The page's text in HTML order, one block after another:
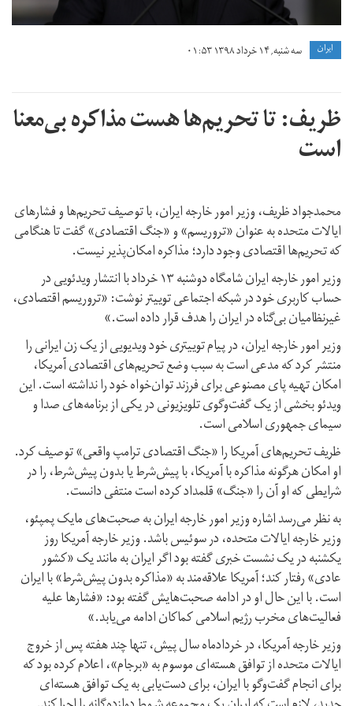
ايران سه شنبه, ۱۴ خرداد ۱۳۹۸ ۰۱:۵۳
ظریف: تا تحریم‌ها هست مذاکره‌ بی‌معنا
است
محمدجواد ظریف، وزیر امور خارجه ایران، با توصیف تحریم‌ها و فشارهای
ایالات متحده به عنوان «تروریسم» و «جنگ اقتصادی» گفت تا هنگامی
که تحریم‌ها اقتصادی وجود دارد؛ مذاکره امکان‌پذیر نیست.
وزیر امور خارجه ایران شامگاه دوشنبه ۱۳ خرداد با انتشار ویدئویی در
حساب کاربری خود در شبکه اجتماعی توییتر نوشت: «تروریسم اقتصادی،
غیرنظامیان بی‌گناه در ایران را هدف قرار داده است.»
وزیر امور خارجه ایران، در پیام توییتری خود ویدیویی از یک زن ایرانی را
منتشر کرد که مدعی است به سبب وضع تحریم‌های اقتصادی آمریکا،
امکان تهیه پای مصنوعی برای فرزند توان‌خواه خود را نداشته است. این
ویدئو بخشی از یک گفت‌‌وگوی تلویزیونی در یکی از برنامه‌های صدا و
سیمای جمهوری اسلامی است.
ظریف تحریم‌های آمریکا را «جنگ اقتصادی ترامپ واقعی» توصیف کرد.
او امکان هرگونه مذاکره با آمریکا، با پیش‌شرط یا بدون پیش‌شرط، را در
شرایطی که او آن را «جنگ» قلمداد کرده است منتفی دانست.
به نظر می‌رسد اشاره وزیر امور خارجه ایران به صحبت‌های مایک پمپئو،‌
وزیر خارجه ایالات متحده، در سوئيس باشد. وزیر خارجه آمریکا روز
یکشنبه در یک نشست خبری گفته بود اگر ایران به مانند یک «کشور
عادی» رفتار کند؛ آمریکا علاقه‌مند به «مذاکره بدون پیش‌شرط» با ایران
است. با این حال او در ادامه صحبت‌هایش گفته بود: «فشارها علیه
فعالیت‌های مخرب رژیم اسلامی کماکان ادامه می‌یابد.»
وزیر خارجه آمریکا، در خرداد‌ماه سال پیش، تنها چند هفته پس از خروج
ایالات متحده از توافق هسته‌ای موسوم به «برجام»، اعلام کرده بود که
برای انجام گفت‌وگو با ایران، برای دست‌یابی به یک توافق هسته‌ای